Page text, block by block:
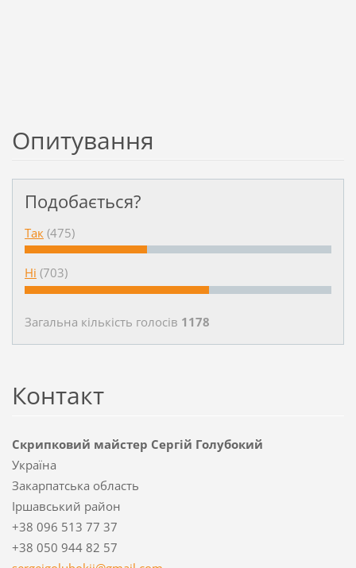
Опитування
Подобається?
Так (475)
Ні (703)
Загальна кількість голосiв 1178
Контакт
Скрипковий майстер Сергій Голубокий
Україна
Закарпатська область
Іршавський район
+38 096 513 77 37
+38 050 944 82 57